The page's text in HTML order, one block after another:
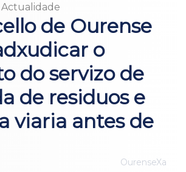
Actualidade
de Ourense
o
do servizo de
de residuos e
viaria antes de
OurenseXa